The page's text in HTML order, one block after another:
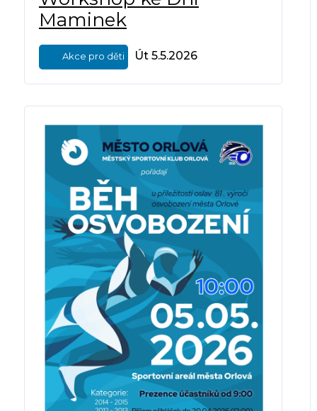
Maminek
Akce pro děti Út 5.5.2026